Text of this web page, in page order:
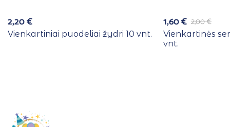
2,20€
Vienkartiniai puodeliai žydri 10 vnt.
2,00€
1,60€
Vienkartinės
vnt.